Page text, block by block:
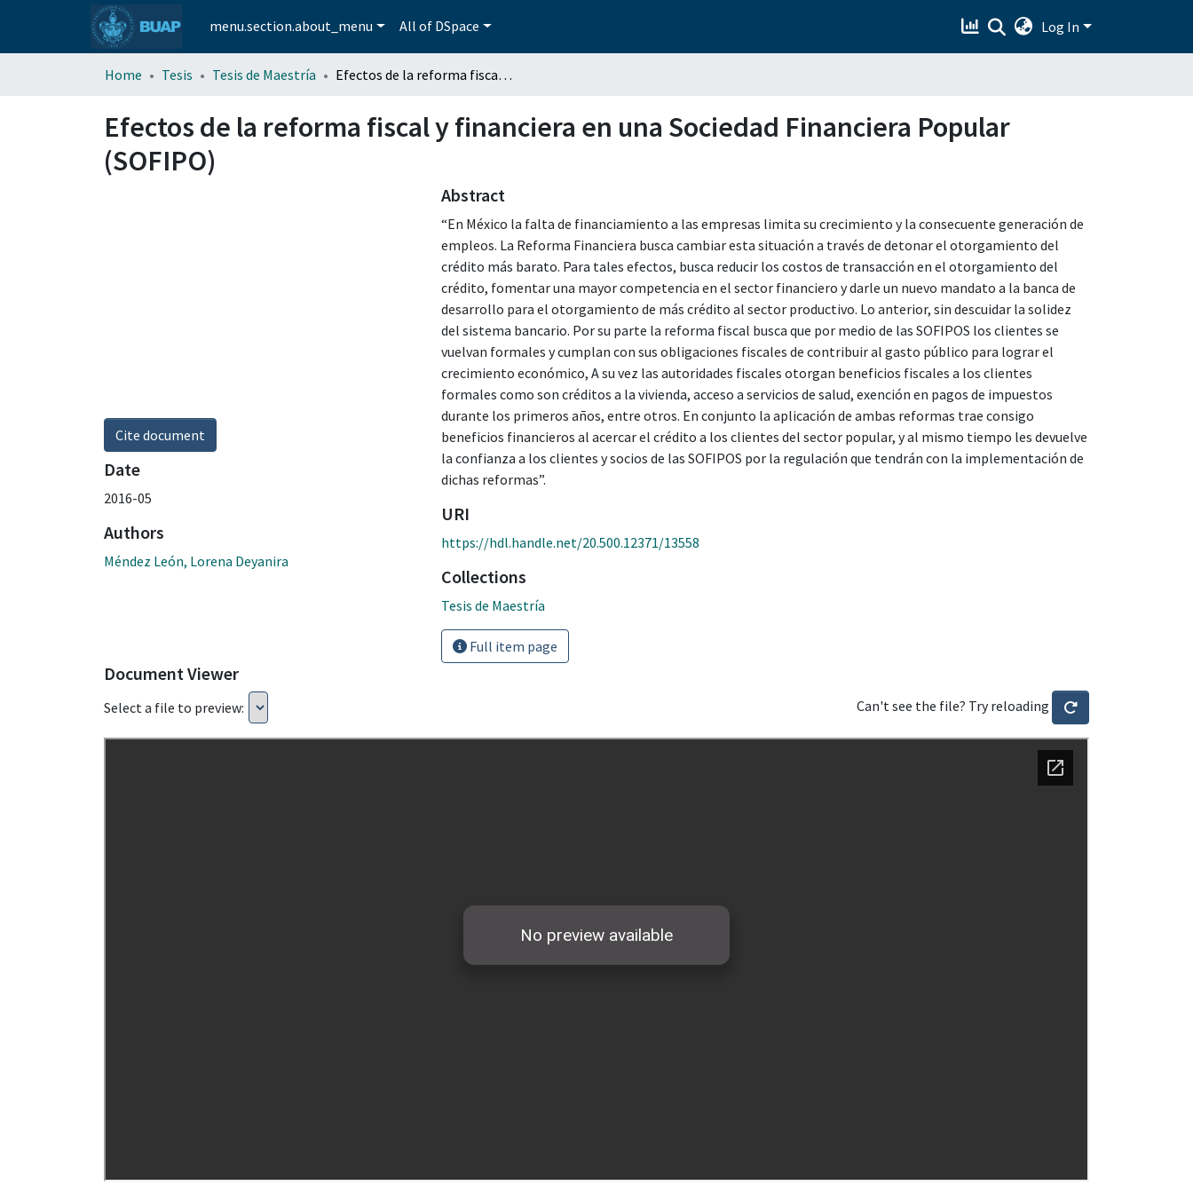
menu.section.about_menu All of DSpace Log In
Home Tesis Tesis de Maestría Efectos de la reforma fiscal y financiera en una Sociedad Financiera Popular (SOFIPO)
Efectos de la reforma fiscal y financiera en una Sociedad Financiera Popular
(SOFIPO)
Cite document
Date
2016-05
Authors
Méndez León, Lorena Deyanira
Abstract
“En México la falta de financiamiento a las empresas limita su crecimiento y la consecuente generación de
empleos. La Reforma Financiera busca cambiar esta situación a través de detonar el otorgamiento del
crédito más barato. Para tales efectos, busca reducir los costos de transacción en el otorgamiento del
crédito, fomentar una mayor competencia en el sector financiero y darle un nuevo mandato a la banca de
desarrollo para el otorgamiento de más crédito al sector productivo. Lo anterior, sin descuidar la solidez
del sistema bancario. Por su parte la reforma fiscal busca que por medio de las SOFIPOS los clientes se
vuelvan formales y cumplan con sus obligaciones fiscales de contribuir al gasto público para lograr el
crecimiento económico, A su vez las autoridades fiscales otorgan beneficios fiscales a los clientes
formales como son créditos a la vivienda, acceso a servicios de salud, exención en pagos de impuestos
durante los primeros años, entre otros. En conjunto la aplicación de ambas reformas trae consigo
beneficios financieros al acercar el crédito a los clientes del sector popular, y al mismo tiempo les devuelve
la confianza a los clientes y socios de las SOFIPOS por la regulación que tendrán con la implementación de
dichas reformas”.
URI
https://hdl.handle.net/20.500.12371/13558
Collections
Tesis de Maestría
Full item page
Document Viewer
Select a file to preview: Can't see the file? Try reloading